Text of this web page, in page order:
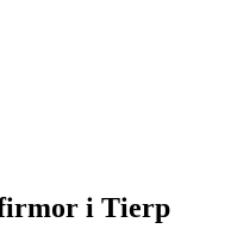
i Tierp